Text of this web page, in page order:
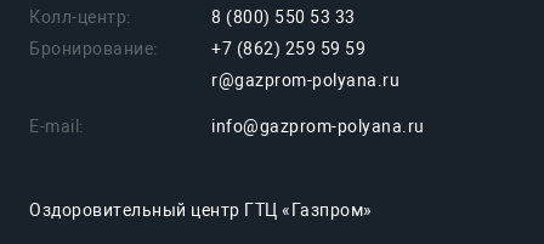
Колл-центр:
8 (800) 550 53 33
Бронирование:
+7 (862) 259 59 59
r@gazprom-polyana.ru
E-mail: info@gazprom-polyana.ru
Оздоровительный центр ГТЦ «Газпром»